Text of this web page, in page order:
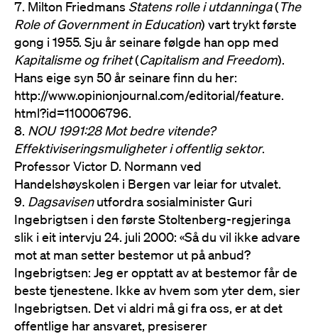
Milton Friedmans Statens rolle i utdanninga(The
Role of Government in Education) vart trykt første
gong i 1955. Sju år seinare følgde han opp med
Kapitalisme og frihet(Capitalism and Freedom).
Hans eige syn 50 år seinare finn du her:
http://www.opinionjournal.com/editorial/feature.
html?id=110006796.
NOU 1991:28 Mot bedre vitende?
Effektiviseringsmuligheter i offentlig sektor.
Professor Victor D. Normann ved
Handelshøyskolen i Bergen var leiar for utvalet.
Dagsavisenutfordra sosialminister Guri
Ingebrigtsen i den første Stoltenberg-regjeringa
slik i eit intervju 24. juli 2000: «Så du vil ikke advare
mot at man setter bestemor ut på anbud?
Ingebrigtsen: Jeg er opptatt av at bestemor får de
beste tjenestene. Ikke av hvem som yter dem, sier
Ingebrigtsen. Det vi aldri må gi fra oss, er at det
offentlige har ansvaret, presiserer